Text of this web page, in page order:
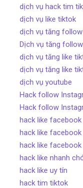
dịch vụ hack tim
dịch vụ like tiktok
dịch vụ tăng
Dịch vụ tăng
dịch vụ tăng like
dịch vụ tăng like
dịch vụ youtube
Hack follow
Hack follow
hack like
hack like
hack like
hack like nhanh
hack like uy tín
hack tim tiktok